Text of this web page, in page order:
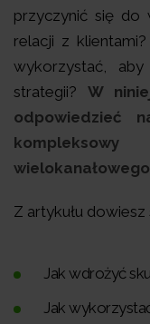
przyczynić się do
relacji z
wykorzystać,
strategii?
W
odpowiedzieć
Z artykułu dowiesz
Jak wdrożyć
Jak